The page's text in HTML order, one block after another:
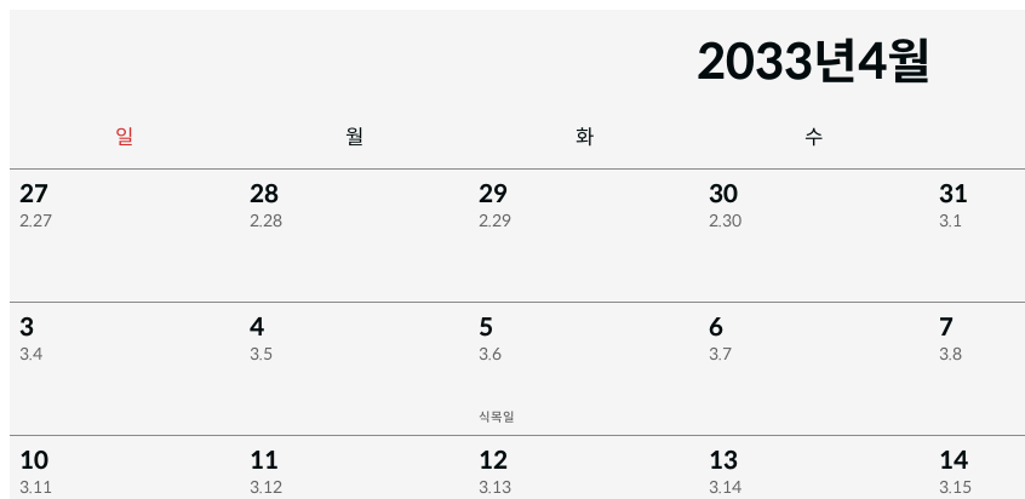
2033년4월
일 월 화 수
27
2.27
28
2.28
29
2.29
30
2.30
31
3.1
3
3.4
4
3.5
5
3.6
식목일
6
3.7
7
3.8
10
3.11
11
3.12
12
3.13
13
3.14
14
3.15